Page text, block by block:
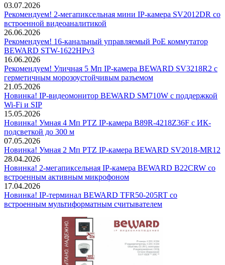
03.07.2026
Рекомендуем! 2-мегапиксельная мини IP-камера SV2012DR со
встроенной видеоаналитикой
26.06.2026
Рекомендуем! 16-канальный управляемый PoE коммутатор
BEWARD STW-1622HPv3
16.06.2026
Рекомендуем! Уличная 5 Мп IP-камера BEWARD SV3218R2 с
герметичным морозоустойчивым разъемом
21.05.2026
Новинка! IP-видеомонитор BEWARD SM710W с поддержкой
Wi-Fi и SIP
15.05.2026
Новинка! Умная 4 Мп PTZ IP-камера B89R-4218Z36F с ИК-
подсветкой до 300 м
07.05.2026
Новинка! Умная 2 Мп PTZ IP-камера BEWARD SV2018-MR12
28.04.2026
Новинка! 2-мегапиксельная IP-камера BEWARD B22CRW со
встроенным активным микрофоном
17.04.2026
Новинка! IP-терминал BEWARD TFR50-205RT со
встроенным мультиформатным считывателем